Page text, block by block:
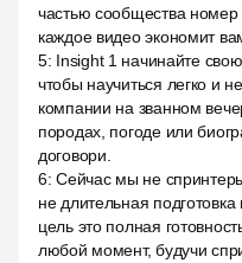
частью сообщества номер
каждое видео экономит
5: Insight 1 начинайте
чтобы научиться легко и
компании на званном
породах, погоде или
договори.
6:Сейчас мы не
не длительная
цель это полная
любой момент, будучи